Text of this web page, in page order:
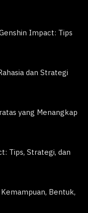
Impact: Tips
dan Strategi
yang Menangkap
Tips, Strategi, dan
Bentuk,